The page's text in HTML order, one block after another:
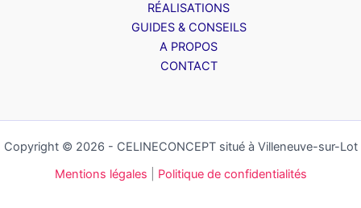
RÉALISATIONS
GUIDES & CONSEILS
A PROPOS
CONTACT
Copyright © 2026 - CELINECONCEPT situé à Villeneuve-sur-Lot
Mentions légales
Politique de confidentialités